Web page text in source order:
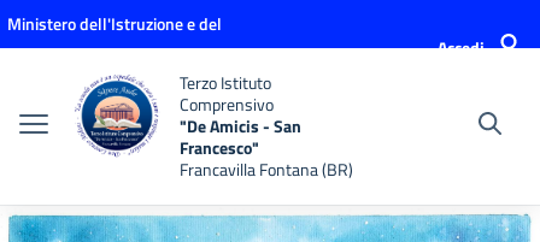
Vai ai contenuti
Vai al menu di navigazione
Vai al footer
Ministero dell'Istruzione e del
Accedi
Terzo Istituto
Comprensivo
"De Amicis - San
Francesco"
Francavilla Fontana (BR)